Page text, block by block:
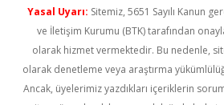
Yasal Uyarı: Sitemiz, 5651 Sayılı Kanun
ve İletişim Kurumu (BTK) tarafından
olarak hizmet vermektedir. Bu nedenle,
olarak denetleme veya araştırma
Ancak, üyelerimiz yazdıkları içeriklerin